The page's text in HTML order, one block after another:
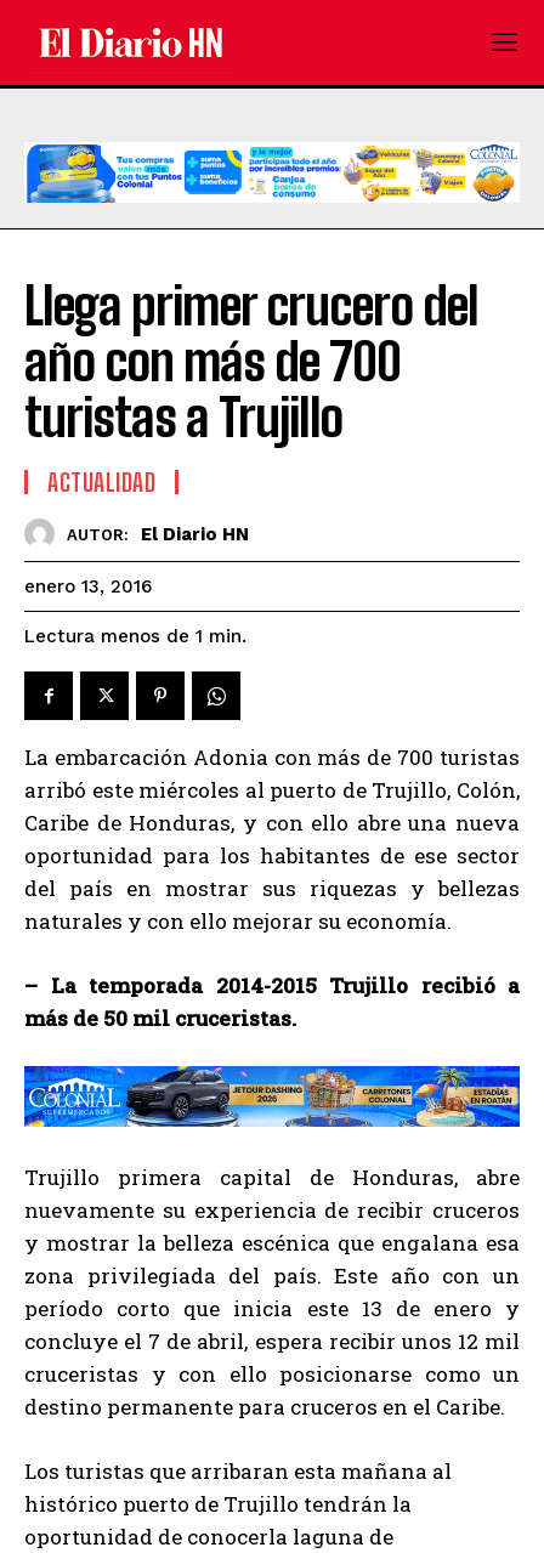
Llega primer crucero del
año con más de 700
turistas a Trujillo
ACTUALIDAD
AUTOR: El Diario HN
enero 13, 2016
Lectura menos de 1 min.
La embarcación Adonia con más de 700 turistas
arribó este miércoles al puerto de Trujillo, Colón,
Caribe de Honduras, y con ello abre una nueva
oportunidad para los habitantes de ese sector
del país en mostrar sus riquezas y bellezas
naturales y con ello mejorar su economía.
– La temporada 2014-2015 Trujillo recibió a
más de 50 mil cruceristas.
Trujillo primera capital de Honduras, abre
nuevamente su experiencia de recibir cruceros
y mostrar la belleza escénica que engalana esa
zona privilegiada del país. Este año con un
período corto que inicia este 13 de enero y
concluye el 7 de abril, espera recibir unos 12 mil
cruceristas y con ello posicionarse como un
destino permanente para cruceros en el Caribe.
Los turistas que arribaran esta mañana al
histórico puerto de Trujillo tendrán la
oportunidad de conocerla laguna de